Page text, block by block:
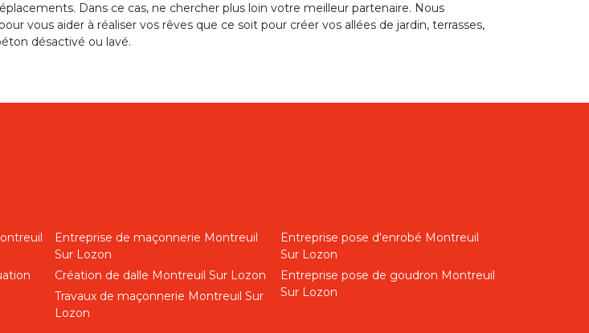
Dans ce cas, ne chercher plus loin votre meilleur partenaire. Nous
vous aider à réaliser vos rêves que ce soit pour créer vos allées de jardin, terrasses,
désactivé ou lavé.
Entreprise de maçonnerie Montreuil
Sur Lozon
Création de dalle Montreuil Sur Lozon
Travaux de maçonnerie Montreuil Sur
Lozon
Entreprise pose d'enrobé Montreuil
Sur Lozon
Entreprise pose de goudron Montreuil
Sur Lozon